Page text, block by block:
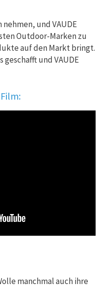
und VAUDE
Outdoor-Marken zu
auf den Markt bringt.
und VAUDE
manchmal auch ihre